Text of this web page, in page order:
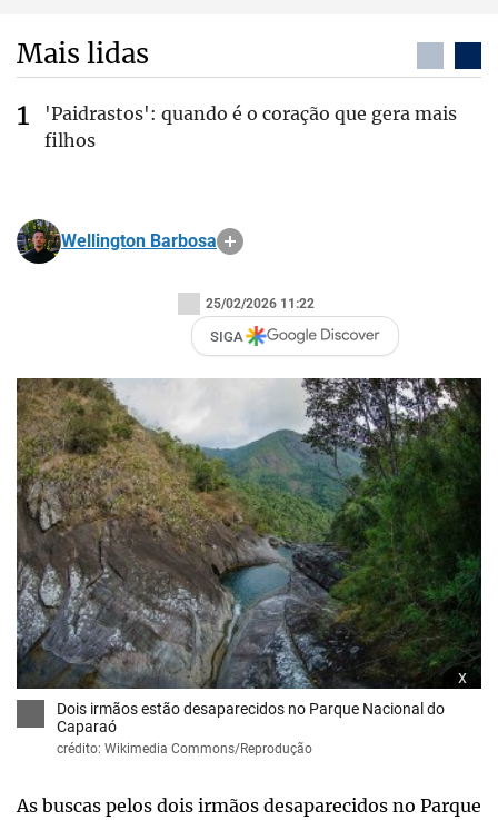
Mais lidas
'Paidrastos': quando é o coração que gera mais
filhos
Wellington Barbosa
25/02/2026 11:22
SIGA
x
Dois irmãos estão desaparecidos no Parque Nacional do
Caparaó
crédito: Wikimedia Commons/Reprodução
As buscas pelos dois irmãos desaparecidos no Parque